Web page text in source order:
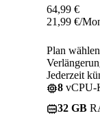
64,99 €
21,99 €/
Plan wählen
Jederzeit
8 vCPU-
32 GB